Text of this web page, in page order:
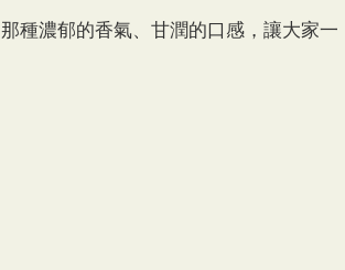
種濃郁的香氣、甘潤的口感，讓大家一